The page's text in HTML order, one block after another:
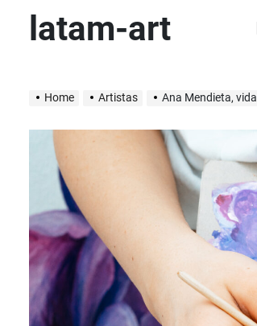
latam-art
Home Artistas Ana Mendieta, vida